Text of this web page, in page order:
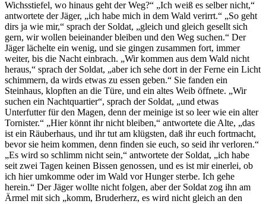
Wichsstiefel, wo hinaus geht der Weg?“ „Ich weiß es selber nicht,“
antwortete der Jäger, „ich habe mich in dem Wald verirrt.“ „So geht
dirs ja wie mir,“ sprach der Soldat, „gleich und gleich gesellt sich
gern, wir wollen beieinander bleiben und den Weg suchen.“ Der
Jäger lächelte ein wenig, und sie gingen zusammen fort, immer
weiter, bis die Nacht einbrach. „Wir kommen aus dem Wald nicht
heraus,“ sprach der Soldat, „aber ich sehe dort in der Ferne ein Licht
schimmern, da wirds etwas zu essen geben.“ Sie fanden ein
Steinhaus, klopften an die Türe, und ein altes Weib öffnete. „Wir
suchen ein Nachtquartier“, sprach der Soldat, „und etwas
Unterfutter für den Magen, denn der meinige ist so leer wie ein alter
Tornister.“ „Hier könnt ihr nicht bleiben,“ antwortete die Alte, „das
ist ein Räuberhaus, und ihr tut am klügsten, daß ihr euch fortmacht,
bevor sie heim kommen, denn finden sie euch, so seid ihr verloren.“
„Es wird so schlimm nicht sein,“ antwortete der Soldat, „ich habe
seit zwei Tagen keinen Bissen genossen, und es ist mir einerlei, ob
ich hier umkomme oder im Wald vor Hunger sterbe. Ich gehe
herein.“ Der Jäger wollte nicht folgen, aber der Soldat zog ihn am
Ärmel mit sich „komm, Bruderherz, es wird nicht gleich an den